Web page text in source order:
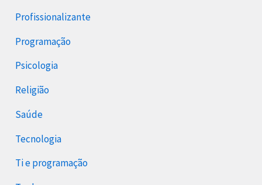
Profissionalizante
Programação
Psicologia
Religião
Saúde
Tecnologia
Ti e programação